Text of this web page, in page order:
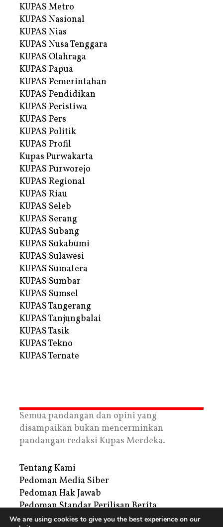
KUPAS Metro
KUPAS Nasional
KUPAS Nias
KUPAS Nusa Tenggara
KUPAS Olahraga
KUPAS Papua
KUPAS Pemerintahan
KUPAS Pendidikan
KUPAS Peristiwa
KUPAS Pers
KUPAS Politik
KUPAS Profil
Kupas Purwakarta
KUPAS Purworejo
KUPAS Regional
KUPAS Riau
KUPAS Seleb
KUPAS Serang
KUPAS Subang
KUPAS Sukabumi
KUPAS Sulawesi
KUPAS Sumatera
KUPAS Sumbar
KUPAS Sumsel
KUPAS Tangerang
KUPAS Tanjungbalai
KUPAS Tasik
KUPAS Tekno
KUPAS Ternate
Semua pandangan dan opini yang
disampaikan bukan mencerminkan
pandangan redaksi Kupas Merdeka.
Tentang Kami
Pedoman Media Siber
Pedoman Hak Jawab
Pedoman Standar Perilisan Berita
Privacy Policy
We are using cookies to give you the best experience on our